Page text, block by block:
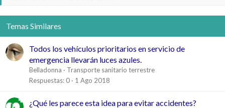
Temas Similares
Todos los vehículos prioritarios en servicio de
emergencia llevarán luces azules.
Belladonna
Transporte sanitario terrestre
Respuestas 0 1 Ago 2018
¿Qué les parece esta idea para evitar accidentes?